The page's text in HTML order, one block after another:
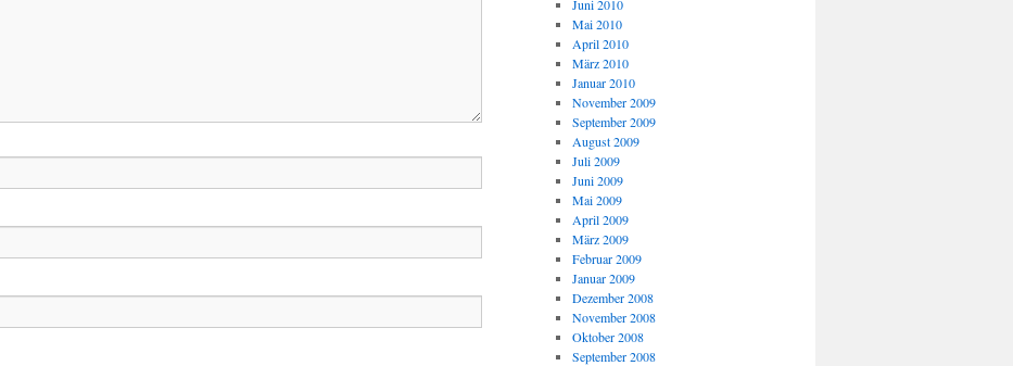
Juni 2010
Mai 2010
April 2010
März 2010
Januar 2010
November 2009
September 2009
August 2009
Juli 2009
Juni 2009
Mai 2009
April 2009
März 2009
Februar 2009
Januar 2009
Dezember 2008
November 2008
Oktober 2008
September 2008